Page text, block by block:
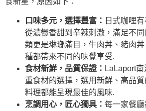
口味多元，選擇豐富： 日式咖哩
從濃鬱香甜到辛辣刺激，滿足不
類更是琳瑯滿目，牛肉丼、豬肉
種都帶來不同的味覺享受.
食材新鮮，品質保證： LaLaport
重食材的選擇，選用新鮮、高品
料理都能呈現最佳的風味.
烹調用心，匠心獨具： 每一家餐